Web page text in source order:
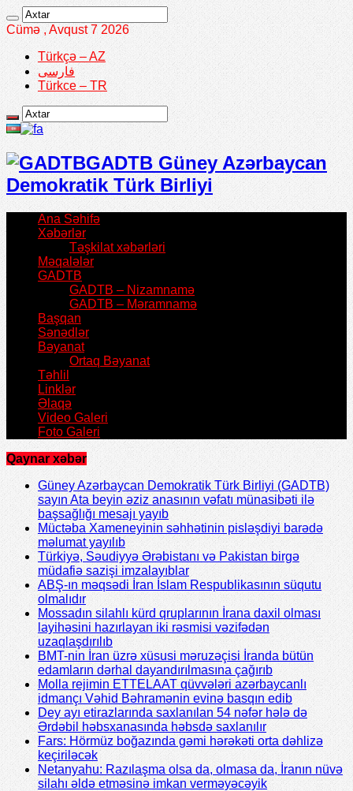
Cümə , Avqust 7 2026
Türkçə – AZ
فارسی
Türkce – TR
GADTB Güney Azərbaycan
Demokratik Türk Birliyi
Ana Səhifə
Xəbərlər
Təşkilat xəbərləri
Məqalələr
GADTB
GADTB – Nizamnamə
GADTB – Məramnamə
Başqan
Sənədlər
Bəyanat
Ortaq Bəyanat
Təhlil
Linklər
Əlaqə
Video Galeri
Foto Galeri
Qaynar xəbər
Güney Azərbaycan Demokratik Türk Birliyi (GADTB)
sayın Ata beyin əziz anasının vəfatı münasibəti ilə
başsağlığı mesajı yayıb
Müctəba Xameneyinin səhhətinin pisləşdiyi barədə
məlumat yayılıb
Türkiyə, Səudiyyə Ərəbistanı və Pakistan birgə
müdafiə sazişi imzalayıblar
ABŞ-ın məqsədi İran İslam Respublikasının süqutu
olmalıdır
Mossadın silahlı kürd qruplarının İrana daxil olması
layihəsini hazırlayan iki rəsmisi vəzifədən
uzaqlaşdırılıb
BMT-nin İran üzrə xüsusi məruzəçisi İranda bütün
edamların dərhal dayandırılmasına çağırıb
Molla rejimin ETTELAAT qüvvələri azərbaycanlı
idmançı Vəhid Bəhramənin evinə basqın edib
Dey ayı etirazlarında saxlanılan 54 nəfər hələ də
Ərdəbil həbsxanasında həbsdə saxlanılır
Fars: Hörmüz boğazında gəmi hərəkəti orta dəhlizə
keçiriləcək
Netanyahu: Razılaşma olsa da, olmasa da, İranın nüvə
silahı əldə etməsinə imkan verməyəcəyik